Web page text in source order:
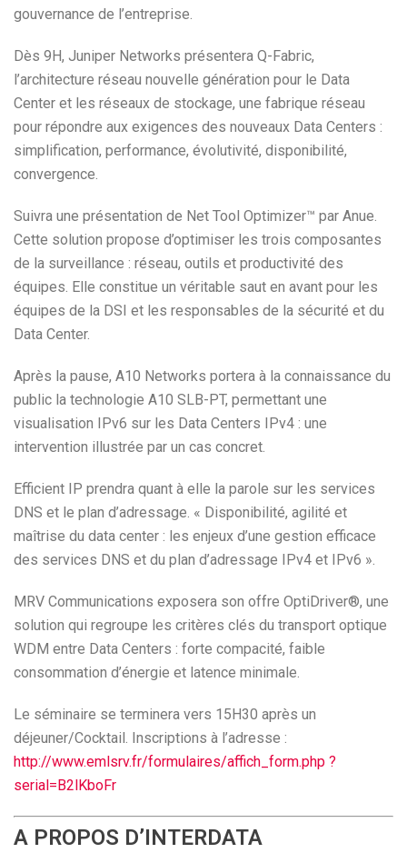
gouvernance de l’entreprise.
Dès 9H, Juniper Networks présentera Q-Fabric,
l’architecture réseau nouvelle génération pour le Data
Center et les réseaux de stockage, une fabrique réseau
pour répondre aux exigences des nouveaux Data Centers :
simplification, performance, évolutivité, disponibilité,
convergence.
Suivra une présentation de Net Tool Optimizer™ par Anue.
Cette solution propose d’optimiser les trois composantes
de la surveillance : réseau, outils et productivité des
équipes. Elle constitue un véritable saut en avant pour les
équipes de la DSI et les responsables de la sécurité et du
Data Center.
Après la pause, A10 Networks portera à la connaissance du
public la technologie A10 SLB-PT, permettant une
visualisation IPv6 sur les Data Centers IPv4 : une
intervention illustrée par un cas concret.
Efficient IP prendra quant à elle la parole sur les services
DNS et le plan d’adressage. « Disponibilité, agilité et
maîtrise du data center : les enjeux d’une gestion efficace
des services DNS et du plan d’adressage IPv4 et IPv6 ».
MRV Communications exposera son offre OptiDriver®, une
solution qui regroupe les critères clés du transport optique
WDM entre Data Centers : forte compacité, faible
consommation d’énergie et latence minimale.
Le séminaire se terminera vers 15H30 après un
déjeuner/Cocktail. Inscriptions à l’adresse :
http://www.emlsrv.fr/formulaires/affich_form.php ?
serial=B2lKboFr
A PROPOS D’INTERDATA